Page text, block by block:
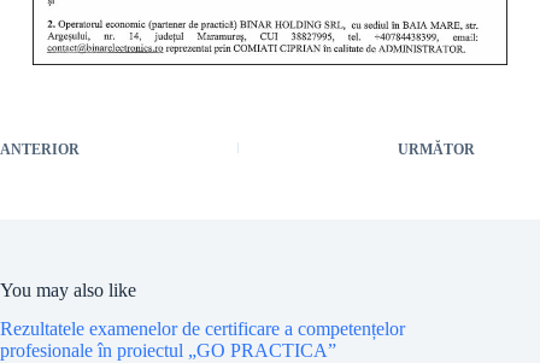
ANTERIOR URMĂTOR
You may also like
Rezultatele examenelor de certificare a competențelor
profesionale în proiectul „GO PRACTICA”